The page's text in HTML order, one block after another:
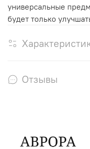
универсальные
будет только
Отзывы